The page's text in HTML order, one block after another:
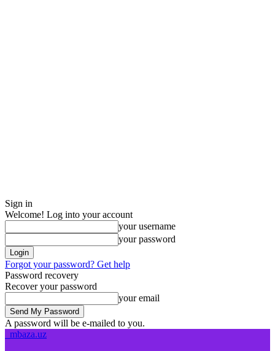
Sign in
Welcome! Log into your account
your username
your password
Forgot your password? Get help
Password recovery
Recover your password
your email
A password will be e-mailed to you.
mbaza.uz